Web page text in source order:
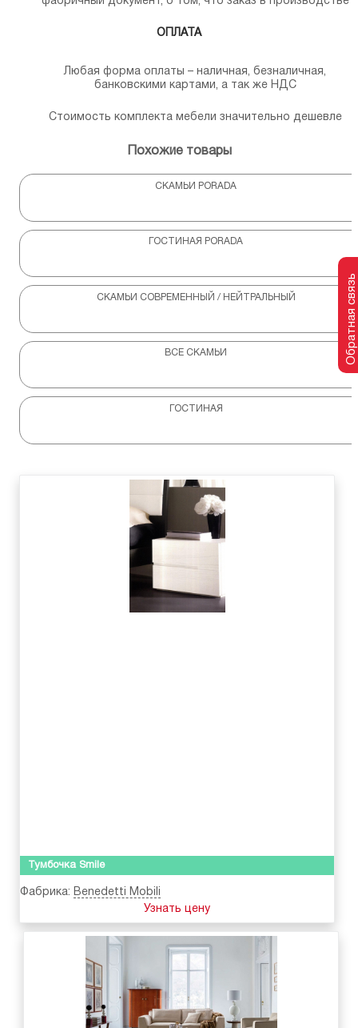
ОПЛАТА
Любая форма оплаты – наличная, безналичная,
банковскими картами, а так же НДС
Стоимость комплекта мебели значительно дешевле
Похожие товары
СКАМЬИ PORADA
ГОСТИНАЯ PORADA
СКАМЬИ СОВРЕМЕННЫЙ / НЕЙТРАЛЬНЫЙ
ВСЕ СКАМЬИ
ГОСТИНАЯ
Тумбочка Smile
Фабрика: Benedetti Mobili
Узнать цену
Обратная связь